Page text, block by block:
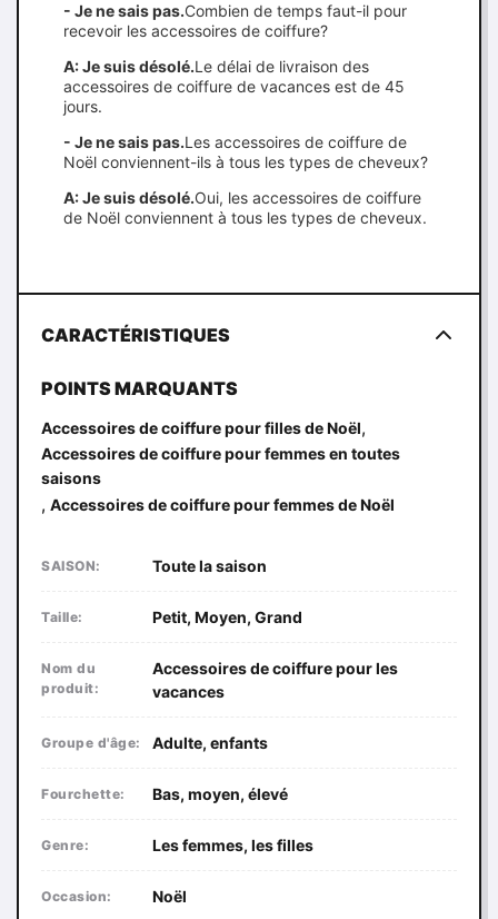
- Je ne sais pas.Combien de temps faut-il pour
recevoir les accessoires de coiffure?
A: Je suis désolé.Le délai de livraison des
accessoires de coiffure de vacances est de 45
jours.
- Je ne sais pas.Les accessoires de coiffure de
Noël conviennent-ils à tous les types de cheveux?
A: Je suis désolé.Oui, les accessoires de coiffure
de Noël conviennent à tous les types de cheveux.
CARACTÉRISTIQUES
POINTS MARQUANTS
Accessoires de coiffure pour filles de Noël,
Accessoires de coiffure pour femmes en toutes
saisons
, Accessoires de coiffure pour femmes de Noël
SAISON: Toute la saison
Taille: Petit, Moyen, Grand
Nom du
produit:
Accessoires de coiffure pour les
vacances
Groupe d'âge: Adulte, enfants
Fourchette: Bas, moyen, élevé
Genre: Les femmes, les filles
Occasion: Noël